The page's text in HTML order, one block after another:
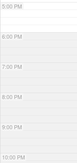
5:00 PM
6:00 PM
7:00 PM
8:00 PM
9:00 PM
10:00 PM